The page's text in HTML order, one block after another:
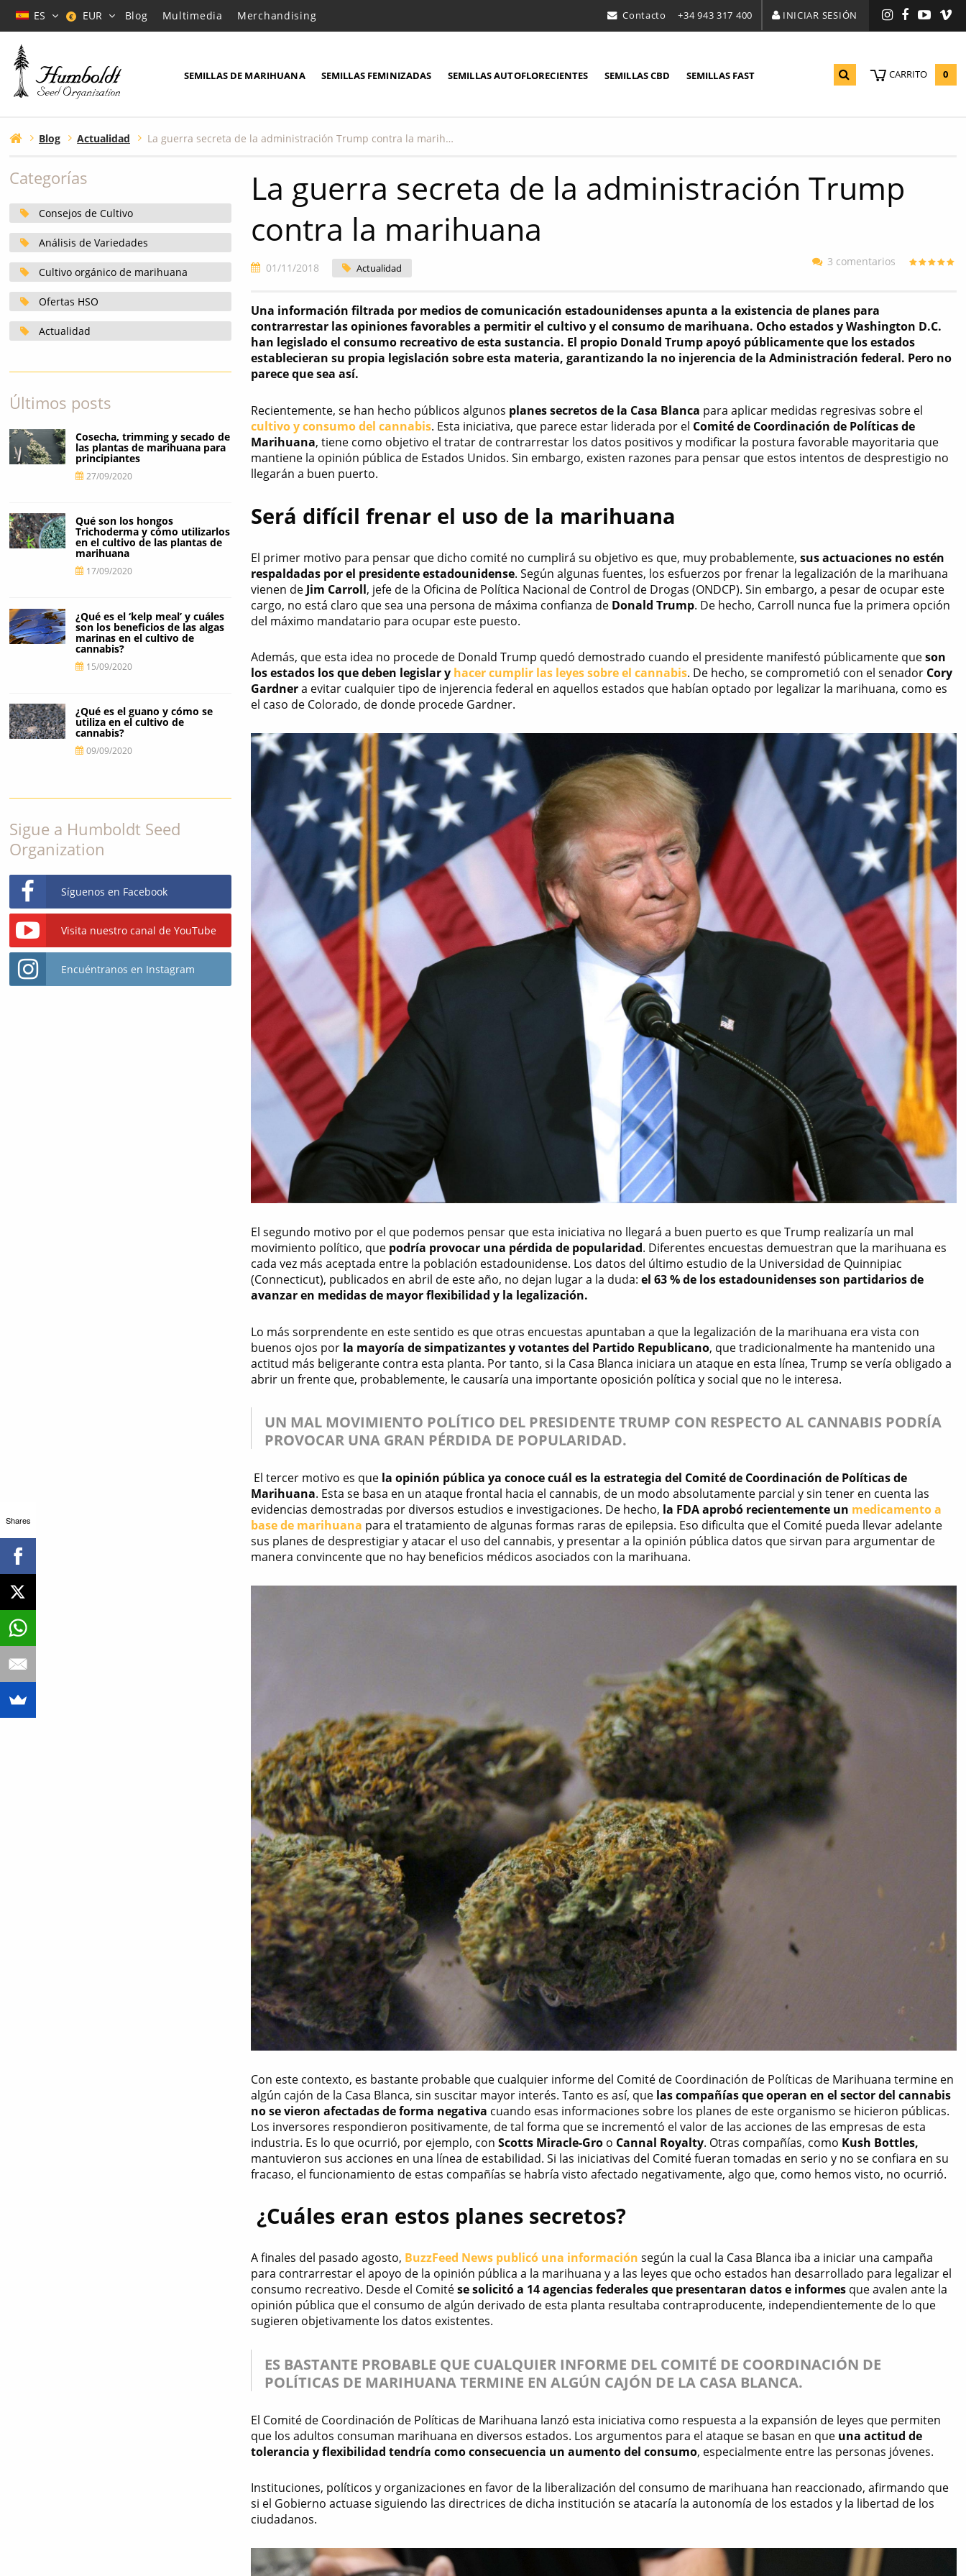
ES € EUR Blog Multimedia Merchandising Contacto +34 943 317 400 INICIAR SESIÓN Instagram
Facebook
SEMILLAS DE MARIHUANA SEMILLAS FEMINIZADAS SEMILLAS AUTOFLORECIENTES SEMILLAS CBD SEMILLAS FAST CARRITO 0
Blog Actualidad La guerra secreta de la administración Trump contra la marihuana
La guerra secreta de la administración Trump
contra la marihuana
01/11/2018 Actualidad 3 comentarios
Una información filtrada por medios de comunicación estadounidenses apunta a la existencia de planes para
contrarrestar las opiniones favorables a permitir el cultivo y el consumo de marihuana. Ocho estados y Washington D.C.
han legislado el consumo recreativo de esta sustancia. El propio Donald Trump apoyó públicamente que los estados
establecieran su propia legislación sobre esta materia, garantizando la no injerencia de la Administración federal. Pero no
parece que sea así.
Recientemente, se han hecho públicos algunos planes secretos de la Casa Blanca para aplicar medidas regresivas sobre el
cultivo y consumo del cannabis. Esta iniciativa, que parece estar liderada por el Comité de Coordinación de Políticas de
Marihuana, tiene como objetivo el tratar de contrarrestar los datos positivos y modificar la postura favorable mayoritaria que
mantiene la opinión pública de Estados Unidos. Sin embargo, existen razones para pensar que estos intentos de desprestigio no
llegarán a buen puerto.
Será difícil frenar el uso de la marihuana
El primer motivo para pensar que dicho comité no cumplirá su objetivo es que, muy probablemente,sus actuaciones no estén
respaldadas por el presidente estadounidense. Según algunas fuentes, los esfuerzos por frenar la legalización de la marihuana
vienen de Jim Carroll, jefe de la Oficina de Política Nacional de Control de Drogas (ONDCP). Sin embargo, a pesar de ocupar este
cargo, no está claro que sea una persona de máxima confianza de Donald Trump. De hecho, Carroll nunca fue la primera opción
del máximo mandatario para ocupar este puesto.
Además, que esta idea no procede de Donald Trump quedó demostrado cuando el presidente manifestó públicamente queson
los estados los que deben legislar y hacer cumplir las leyes sobre el cannabis. De hecho, se comprometió con el senador Cory
Gardnera evitar cualquier tipo de injerencia federal en aquellos estados que habían optado por legalizar la marihuana, como es
el caso de Colorado, de donde procede Gardner.
El segundo motivo por el que podemos pensar que esta iniciativa no llegará a buen puerto es que Trump realizaría un mal
movimiento político, que podría provocar una pérdida de popularidad. Diferentes encuestas demuestran que la marihuana es
cada vez más aceptada entre la población estadounidense. Los datos del último estudio de la Universidad de Quinnipiac
(Connecticut), publicados en abril de este año, no dejan lugar a la duda:el 63 % de los estadounidenses son partidarios de
avanzar en medidas de mayor flexibilidad y la legalización.
Lo más sorprendente en este sentido es que otras encuestas apuntaban a que la legalización de la marihuana era vista con
buenos ojos por la mayoría de simpatizantes y votantes del Partido Republicano, que tradicionalmente ha mantenido una
actitud más beligerante contra esta planta. Por tanto, si la Casa Blanca iniciara un ataque en esta línea, Trump se vería obligado a
abrir un frente que, probablemente, le causaría una importante oposición política y social que no le interesa.
UN MAL MOVIMIENTO POLÍTICO DEL PRESIDENTE TRUMP CON RESPECTO AL CANNABIS PODRÍA
PROVOCAR UNA GRAN PÉRDIDA DE POPULARIDAD.
El tercer motivo es que la opinión pública ya conoce cuál es la estrategia del Comité de Coordinación de Políticas de
Marihuana. Esta se basa en un ataque frontal hacia el cannabis, de un modo absolutamente parcial y sin tener en cuenta las
evidencias demostradas por diversos estudios e investigaciones. De hecho, la FDA aprobó recientemente un medicamento a
base de marihuana para el tratamiento de algunas formas raras de epilepsia. Eso dificulta que el Comité pueda llevar adelante
sus planes de desprestigiar y atacar el uso del cannabis, y presentar a la opinión pública datos que sirvan para argumentar de
manera convincente que no hay beneficios médicos asociados con la marihuana.
Con este contexto, es bastante probable que cualquier informe del Comité de Coordinación de Políticas de Marihuana termine en
algún cajón de la Casa Blanca, sin suscitar mayor interés. Tanto es así, que las compañías que operan en el sector del cannabis
no se vieron afectadas de forma negativa cuando esas informaciones sobre los planes de este organismo se hicieron públicas.
Los inversores respondieron positivamente, de tal forma que se incrementó el valor de las acciones de las empresas de esta
industria. Es lo que ocurrió, por ejemplo, conScotts Miracle-Gro o Cannal Royalty. Otras compañías, como Kush Bottles,
mantuvieron sus acciones en una línea de estabilidad. Si las iniciativas del Comité fueran tomadas en serio y no se confiara en su
fracaso, el funcionamiento de estas compañías se habría visto afectado negativamente, algo que, como hemos visto, no ocurrió.
¿Cuáles eran estos planes secretos?
A finales del pasado agosto, BuzzFeed News publicó una información según la cual la Casa Blanca iba a iniciar una campaña
para contrarrestar el apoyo de la opinión pública a la marihuana y a las leyes que ocho estados han desarrollado para legalizar el
consumo recreativo. Desde el Comitése solicitó a 14 agencias federales que presentaran datos e informes que avalen ante la
opinión pública que el consumo de algún derivado de esta planta resultaba contraproducente, independientemente de lo que
sugieren objetivamente los datos existentes.
ES BASTANTE PROBABLE QUE CUALQUIER INFORME DEL COMITÉ DE COORDINACIÓN DE
POLÍTICAS DE MARIHUANA TERMINE EN ALGÚN CAJÓN DE LA CASA BLANCA.
El Comité de Coordinación de Políticas de Marihuana lanzó esta iniciativa como respuesta a la expansión de leyes que permiten
que los adultos consuman marihuana en diversos estados. Los argumentos para el ataque se basan en que una actitud de
tolerancia y flexibilidad tendría como consecuencia un aumento del consumo, especialmente entre las personas jóvenes.
Instituciones, políticos y organizaciones en favor de la liberalización del consumo de marihuana han reaccionado, afirmando que
si el Gobierno actuase siguiendo las directrices de dicha institución se atacaría la autonomía de los estados y la libertad de los
ciudadanos.
Categorías
Consejos de Cultivo
Análisis de Variedades
Cultivo orgánico de marihuana
Ofertas HSO
Actualidad
Últimos posts
Cosecha, trimming y secado de
las plantas de marihuana para
principiantes
27/09/2020
Qué son los hongos
Trichoderma y cómo utilizarlos
en el cultivo de las plantas de
marihuana
17/09/2020
¿Qué es el ‘kelp meal’ y cuáles
son los beneficios de las algas
marinas en el cultivo de
cannabis?
15/09/2020
¿Qué es el guano y cómo se
utiliza en el cultivo de
cannabis?
09/09/2020
Sigue a Humboldt Seed
Organization
Síguenos en Facebook
Visita nuestro canal de YouTube
Encuéntranos en Instagram
Shares